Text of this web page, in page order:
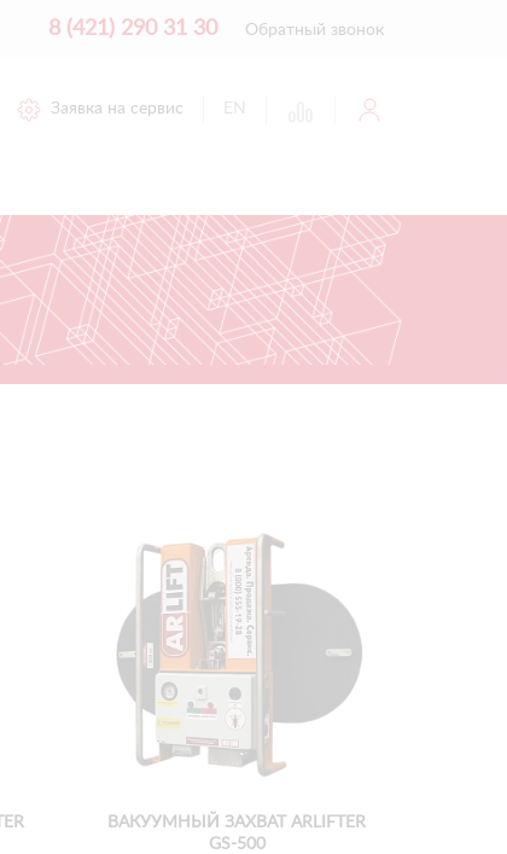
8 (421) 290 31 30 Обратный звонок
Заявка на сервис EN
ВАКУУМНЫЙ ЗАХВАТ ARLIFTER
GS-500